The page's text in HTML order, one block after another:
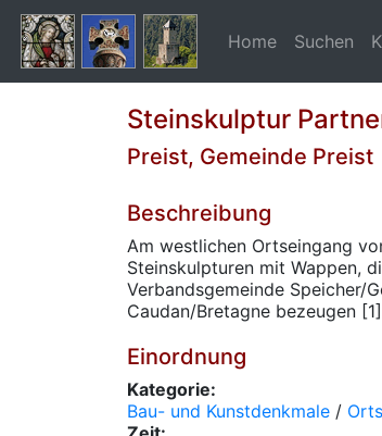
Home Suchen
Steinskulptur
Preist, Gemeinde Preist
Beschreibung
Am westlichen Ortseingang
Steinskulpturen mit Wappen,
Verbandsgemeinde Speicher/
Caudan/Bretagne bezeugen
Einordnung
Kategorie:
Bau- und Kunstdenkmale /